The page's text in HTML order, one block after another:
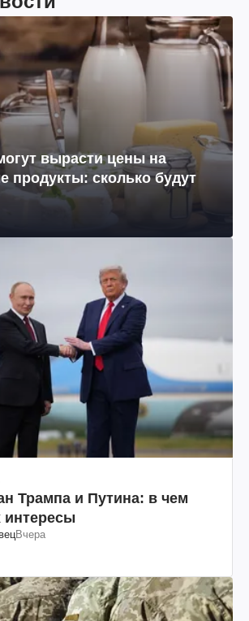
вырасти цены на
продукты: сколько будут
Трампа и Путина: в чем
интересы
Вчера